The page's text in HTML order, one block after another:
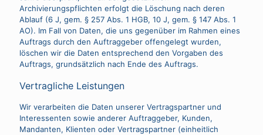
Archivierungspflichten erfolgt die Löschung nach deren
Ablauf (6 J, gem. § 257 Abs. 1 HGB, 10 J, gem. § 147 Abs. 1
AO). Im Fall von Daten, die uns gegenüber im Rahmen eines
Auftrags durch den Auftraggeber offengelegt wurden,
löschen wir die Daten entsprechend den Vorgaben des
Auftrags, grundsätzlich nach Ende des Auftrags.
Vertragliche Leistungen
Wir verarbeiten die Daten unserer Vertragspartner und
Interessenten sowie anderer Auftraggeber, Kunden,
Mandanten, Klienten oder Vertragspartner (einheitlich